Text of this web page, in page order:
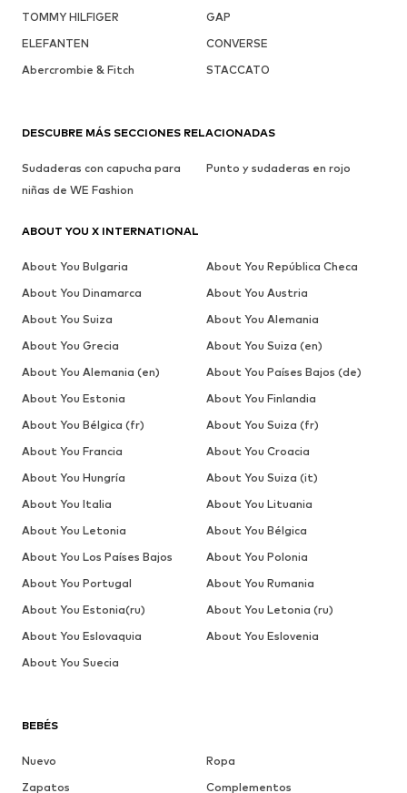
TOMMY HILFIGER
GAP
ELEFANTEN
CONVERSE
Abercrombie & Fitch
STACCATO
BEBÉS
Nuevo
Ropa
Zapatos
Complementos
DESCUBRE MÁS SECCIONES RELACIONADAS
Sudaderas con capucha para
niñas de WE Fashion
Punto y sudaderas en rojo
ABOUT YOU X INTERNATIONAL
About You Bulgaria
About You República Checa
About You Dinamarca
About You Austria
About You Suiza
About You Alemania
About You Grecia
About You Suiza (en)
About You Alemania (en)
About You Países Bajos (de)
About You Estonia
About You Finlandia
About You Bélgica (fr)
About You Suiza (fr)
About You Francia
About You Croacia
About You Hungría
About You Suiza (it)
About You Italia
About You Lituania
About You Letonia
About You Bélgica
About You Los Países Bajos
About You Polonia
About You Portugal
About You Rumania
About You Estonia(ru)
About You Letonia (ru)
About You Eslovaquia
About You Eslovenia
About You Suecia